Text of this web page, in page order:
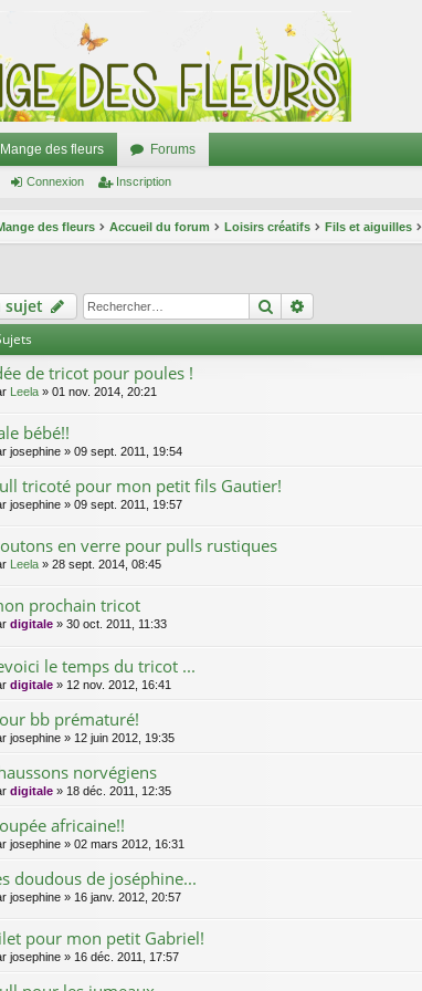
des fleurs Forums
Connexion Inscription
des fleurs Accueil du forum Loisirs créatifs Fils et aiguilles
sujet Rechercher
de tricot pour poules !
Leela » 01 nov. 2014, 20:21
bébé!!
josephine » 09 sept. 2011, 19:54
tricoté pour mon petit fils Gautier!
josephine » 09 sept. 2011, 19:57
en verre pour pulls rustiques
Leela » 28 sept. 2014, 08:45
prochain tricot
digitale » 30 oct. 2011, 11:33
le temps du tricot ...
digitale » 12 nov. 2012, 16:41
bb prématuré!
josephine » 12 juin 2012, 19:35
norvégiens
digitale » 18 déc. 2011, 12:35
africaine!!
josephine » 02 mars 2012, 16:31
doudous de joséphine...
josephine » 16 janv. 2012, 20:57
pour mon petit Gabriel!
josephine » 16 déc. 2011, 17:57